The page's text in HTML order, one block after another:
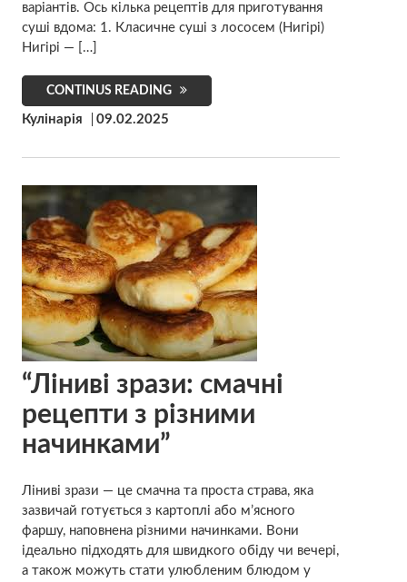
варіантів. Ось кілька рецептів для приготування
суші вдома: 1. Класичне суші з лососем (Нигірі)
Нигірі — […]
CONTINUS READING
Кулінарія 09.02.2025
“Ліниві зрази: смачні
рецепти з різними
начинками”
Ліниві зрази — це смачна та проста страва, яка
зазвичай готується з картоплі або м’ясного
фаршу, наповнена різними начинками. Вони
ідеально підходять для швидкого обіду чи вечері,
а також можуть стати улюбленим блюдом у